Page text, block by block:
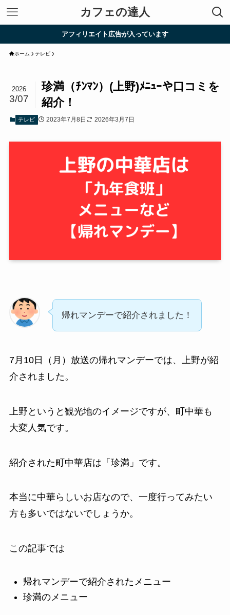
カフェの達人
アフィリエイト広告が入っています
ホーム テレビ
珍満（ﾁﾝﾏﾝ）(上野)ﾒﾆｭｰや口コミを
紹介！
2026
3/07
テレビ 2023年7月8日 2026年3月7日
帰れマンデーで紹介されました！
7月10日（月）放送の帰れマンデーでは、上野が紹
介されました。
上野というと観光地のイメージですが、町中華も
大変人気です。
紹介された町中華店は「珍満」です。
本当に中華らしいお店なので、一度行ってみたい
方も多いではないでしょうか。
この記事では
帰れマンデーで紹介されたメニュー
珍満のメニュー